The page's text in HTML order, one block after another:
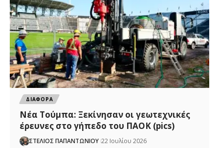
ΔΙΑΦΟΡΑ
Νέα Τούμπα: Ξεκίνησαν οι γεωτεχνικές
έρευνες στο γήπεδο του ΠΑΟΚ (pics)
ΣΤΕΛΙΟΣ ΠΑΠΑΝΤΩΝΙΟΥ 22 Ιουλίου 2026